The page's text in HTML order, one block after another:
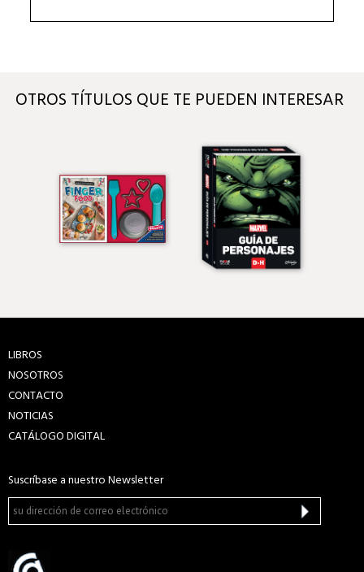
OTROS TÍTULOS QUE TE PUEDEN INTERESAR
LIBROS
NOSOTROS
CONTACTO
NOTICIAS
CATÁLOGO DIGITAL
Suscríbase a nuestro Newsletter